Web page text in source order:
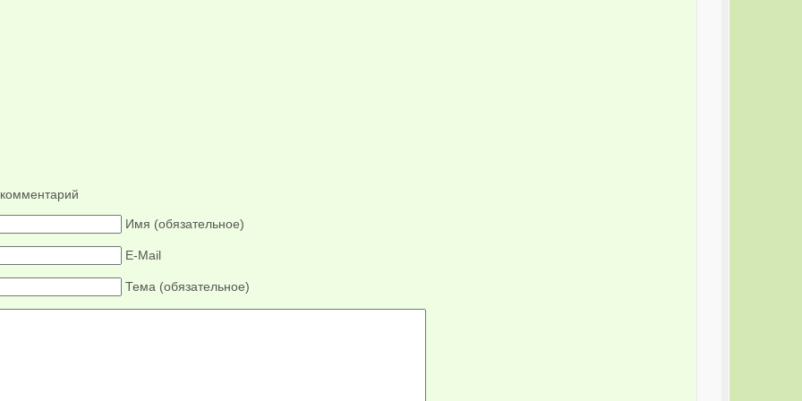
Имя (обязательное)
E-Mail
Тема (обязательное)